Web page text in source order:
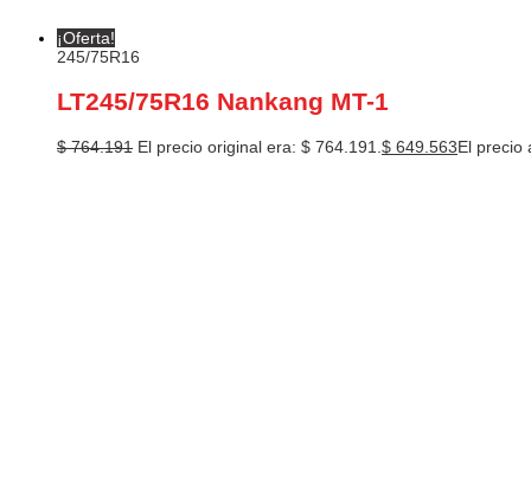
¡Oferta!
245/75R16
LT245/75R16 Nankang MT-1
$764.191 El precio original era: $ 764.191. $ 649.563El precio